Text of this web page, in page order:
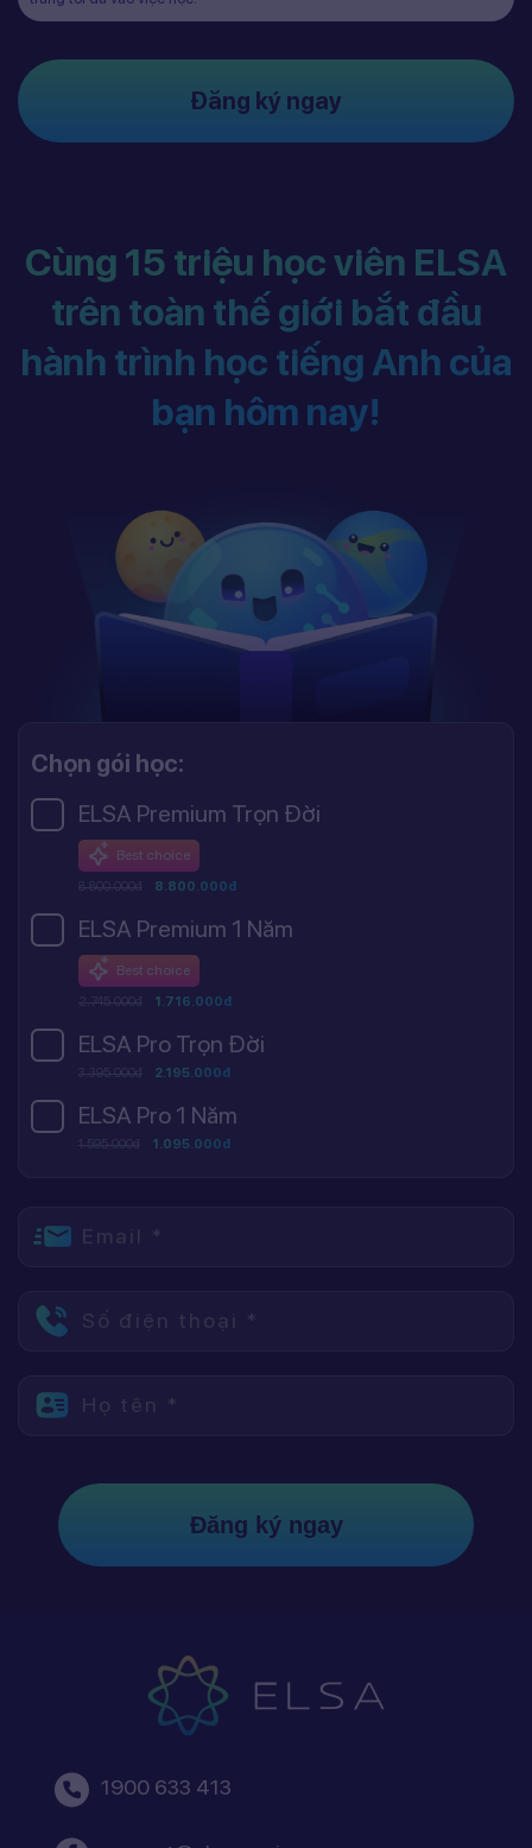
Đăng ký ngay
Cùng 15 triệu học viên ELSA
trên toàn thế giới bắt đầu
hành trình học tiếng Anh của
bạn hôm nay!
Chọn gói học:
ELSA Premium Trọn Đời
Best choice
8.800.000đ 8.800.000đ
ELSA Premium 1 Năm
Best choice
2.745.000đ 1.716.000đ
ELSA Pro Trọn Đời
3.395.000đ 2.195.000đ
ELSA Pro 1 Năm
1.595.000đ 1.095.000đ
Email *
Số điện thoại *
Họ tên *
Đăng ký ngay
1900 633 413